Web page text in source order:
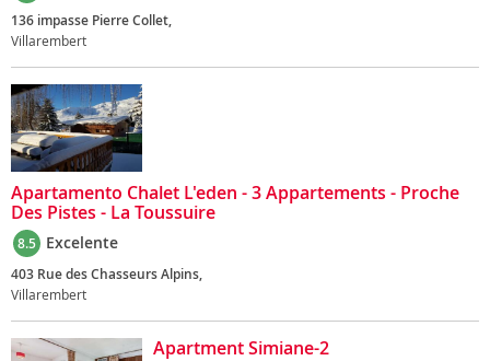
136 impasse Pierre Collet,
Villarembert
Apartamento Chalet L'eden - 3 Appartements - Proche
Des Pistes - La Toussuire
8.5 Excelente
403 Rue des Chasseurs Alpins,
Villarembert
Apartment Simiane-2